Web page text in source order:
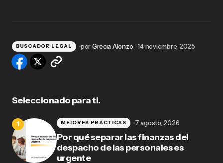
BUSCADOR LEGAL porGrecia Alonzo 14 noviembre, 2025
Seleccionado para ti.
Por qué separar las finanzas del
despacho de las personales es
urgente
MEJORES PRÁCTICAS 7 agosto, 2026